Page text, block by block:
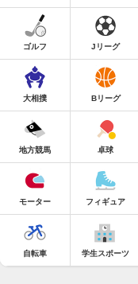
ゴルフ Jリーグ
大相撲 Bリーグ
地方競馬 卓球
モーター フィギュア
自転車 学生スポーツ